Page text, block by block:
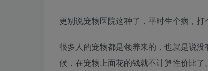
更别说宠物医院这种了，平时生个病，打
很多人的宠物都是领养来的，也就是说
候，在宠物上面花的钱就不计算性价比了。